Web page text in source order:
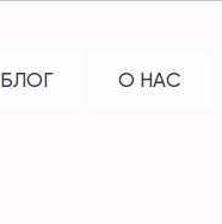
БЛОГ О НАС